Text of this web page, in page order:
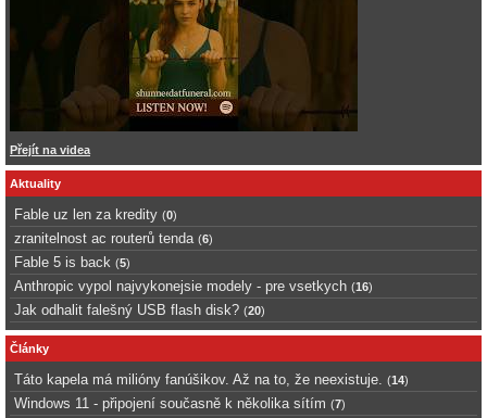
Přejít na videa
Aktuality
Fable uz len za kredity (0)
zranitelnost ac routerů tenda (6)
Fable 5 is back (5)
Anthropic vypol najvykonejsie modely - pre vsetkych (16)
Jak odhalit falešný USB flash disk? (20)
Články
Táto kapela má milióny fanúšikov. Až na to, že neexistuje. (14)
Windows 11 - připojení současně k několika sítím (7)